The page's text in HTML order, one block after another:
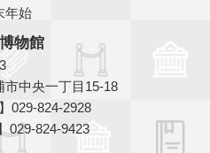
年始
物館
市中央一丁目15-18
029-824-2928
029-824-9423